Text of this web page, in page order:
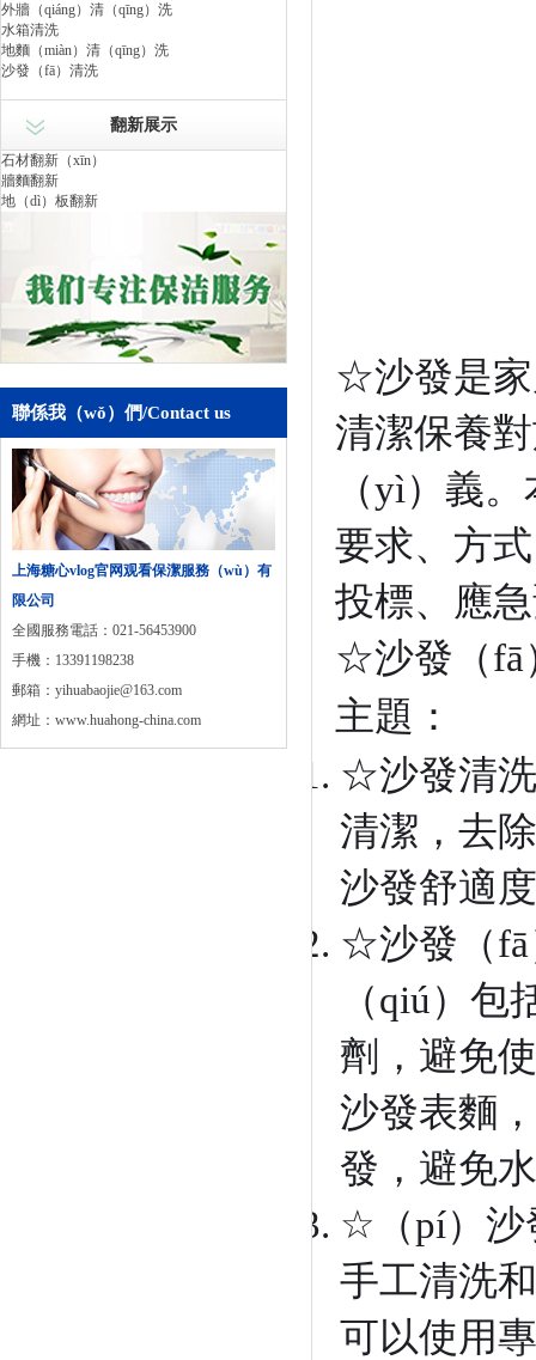
外牆（qiáng）清（qīng）洗
水箱清洗
地麵（miàn）清（qīng）洗
沙發（fā）清洗
翻新展示
石材翻新（xīn）
牆麵翻新
地（dì）板翻新
聯係我（wǒ）們/Contact us
上海糖心vlog官网观看保潔服務（wù）有
限公司
全國服務電話：021-56453900
手機：13391198238
郵箱：yihuabaojie@163.com
網址：www.huahong-china.com
☆沙發是家
清潔保養
（yì）義
要求、方
投標、應
☆沙發（fā
主題：
☆沙發清
清潔，去
沙發舒適
☆沙發（fā
（qiú）
劑，避免
沙發表麵
發，避免
☆（pí）沙
手工清洗
可以使用